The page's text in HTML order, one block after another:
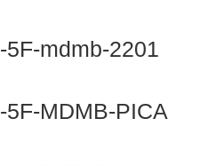
-5F-mdmb-2201
-5F-MDMB-PICA